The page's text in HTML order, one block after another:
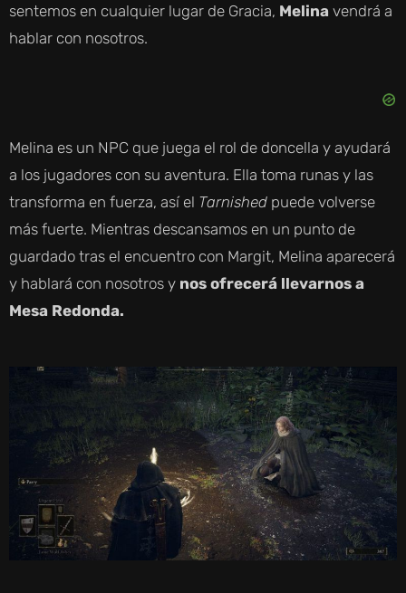
sentemos en cualquier lugar de Gracia, Melina vendrá a
hablar con nosotros.
Melina es un NPC que juega el rol de doncella y ayudará
a los jugadores con su aventura. Ella toma runas y las
transforma en fuerza, así el Tarnished puede volverse
más fuerte. Mientras descansamos en un punto de
guardado tras el encuentro con Margit, Melina aparecerá
y hablará con nosotros y nos ofrecerá llevarnos a
Mesa Redonda.